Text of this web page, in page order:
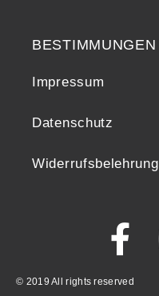
BESTIMMUNGEN
Impressum
Datenschutz
Widerrufsbelehrung
© 2019 All rights reserved